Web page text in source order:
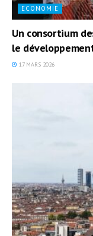
ECONOMIE
Un consortium
le
17 MARS 2026